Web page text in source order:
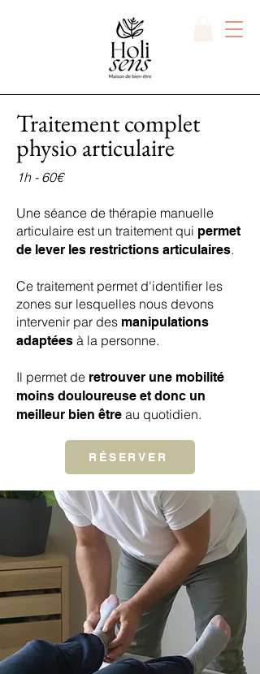
Traitement complet
physio articulaire
1h - 60€
Une séance de thérapie manuelle
articulaire est un traitement qui permet
de lever les restrictions articulaires.
Ce traitement permet d'identifier les
zones sur lesquelles nous devons
intervenir par des manipulations
adaptées à la personne.
Il permet de retrouver une mobilité
moins douloureuse et donc un
meilleur bien être au quotidien.
RÉSERVER